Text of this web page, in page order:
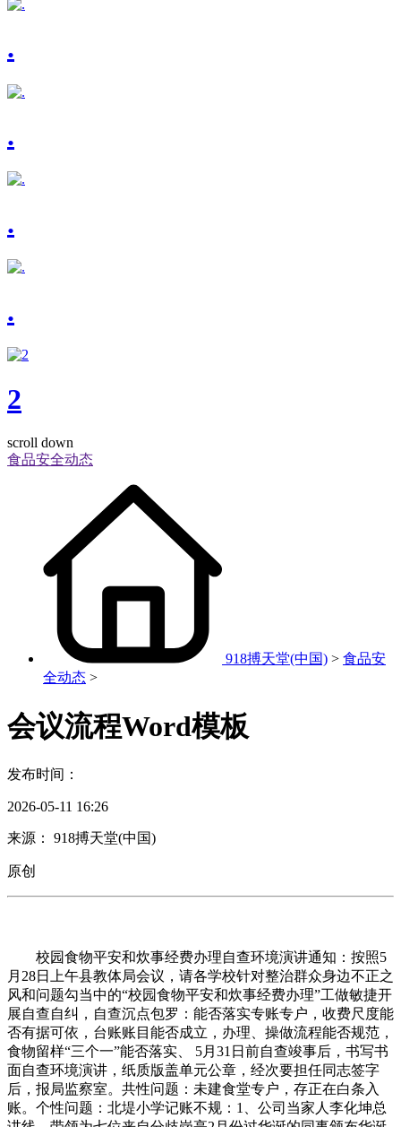
.
.
.
.
2
scroll down
食品安全动态
918搏天堂(中国) > 食品安
全动态 >
会议流程Word模板
发布时间：
2026-05-11 16:26
来源： 918搏天堂(中国)
原创
校园食物平安和炊事经费办理自查环境演讲通知：按照5
月28日上午县教体局会议，请各学校针对整治群众身边不正之
风和问题勾当中的“校园食物平安和炊事经费办理”工做敏捷开
展自查自纠，自查沉点包罗：能否落实专账专户，收费尺度能
否有据可依，台账账目能否成立，办理、操做流程能否规范，
食物留样“三个一”能否落实、 5月31日前自查竣事后，书写书
面自查环境演讲，纸质版盖单元公章，经次要担任同志签字
后，报局监察室。共性问题：未建食堂专户，存正在白条入
账。个性问题：北堤小学记账不规：1、公司当家人李化坤总